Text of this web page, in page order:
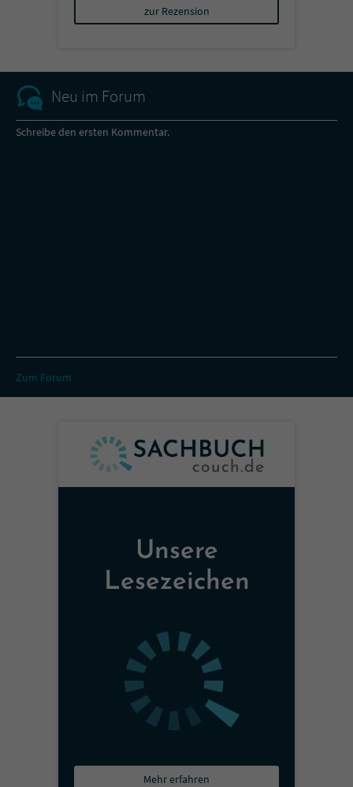
zur Rezension
Neu im Forum
Schreibe den ersten Kommentar.
Zum Forum
Unsere
Lesezeichen
Mehr erfahren